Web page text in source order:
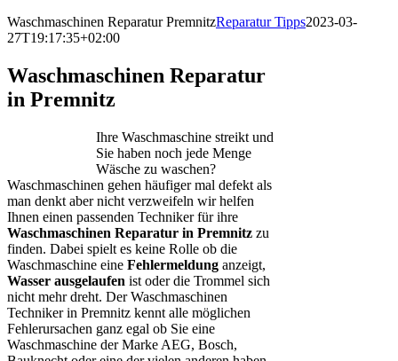
Waschmaschinen Reparatur PremnitzReparatur Tipps2023-03-
27T19:17:35+02:00
Waschmaschinen Reparatur
in Premnitz
Ihre Waschmaschine streikt und
Sie haben noch jede Menge
Wäsche zu waschen?
Waschmaschinen gehen häufiger mal defekt als
man denkt aber nicht verzweifeln wir helfen
Ihnen einen passenden Techniker für ihre
Waschmaschinen Reparatur in Premnitz zu
finden. Dabei spielt es keine Rolle ob die
Waschmaschine eine Fehlermeldung anzeigt,
Wasser ausgelaufen ist oder die Trommel sich
nicht mehr dreht. Der Waschmaschinen
Techniker in Premnitz kennt alle möglichen
Fehlerursachen ganz egal ob Sie eine
Waschmaschine der Marke AEG, Bosch,